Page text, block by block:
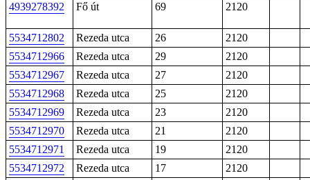
4939278392
Fő út 69 2120
5534712802 Rezeda utca 26
2120
5534712966
Rezeda utca 29
2120
5534712967
Rezeda utca 27
2120
5534712968
Rezeda utca 25
2120
5534712969
Rezeda utca 23
2120
5534712970
Rezeda utca 21
2120
5534712971
Rezeda utca 19
2120
5534712972
Rezeda utca 17
2120